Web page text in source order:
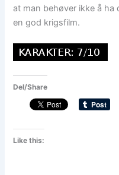
at man behøver ikke å
en god krigsfilm.
Del/Share
Like this: